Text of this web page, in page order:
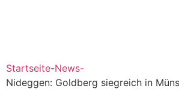
Startseite-News-
Nideggen: Goldberg siegreich in